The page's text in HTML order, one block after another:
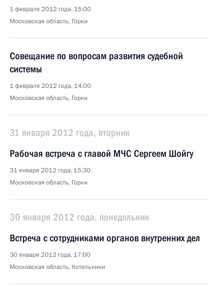
1 февраля 2012 года, 15:00
Московская область, Горки
Совещание по вопросам развития судебной
системы
1 февраля 2012 года, 14:00
Московская область, Горки
31 января 2012 года, вторник
Рабочая встреча с главой МЧС Сергеем Шойгу
31 января 2012 года, 15:30
Московская область, Горки
30 января 2012 года, понедельник
Встреча с сотрудниками органов внутренних дел
30 января 2012 года, 17:00
Московская область, Котельники